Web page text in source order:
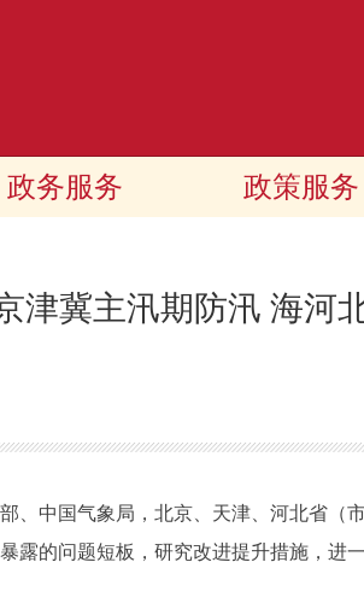
政务服务 政策服务
津冀主汛期防汛 海河
中国气象局，北京、天津、河北省（
露的问题短板，研究改进提升措施，进